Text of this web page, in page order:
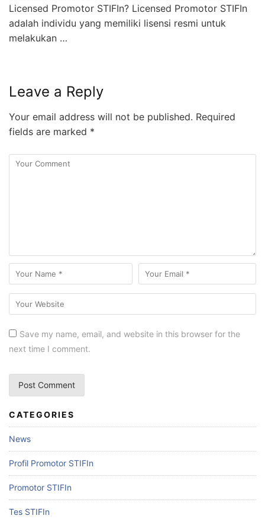
Licensed Promotor STIFIn? Licensed Promotor STIFIn
adalah individu yang memiliki lisensi resmi untuk
melakukan …
Leave a Reply
Your email address will not be published. Required
fields are marked *
Save my name, email, and website in this browser for the
next time I comment.
CATEGORIES
News
Profil Promotor STIFIn
Promotor STIFIn
Tes STIFIn